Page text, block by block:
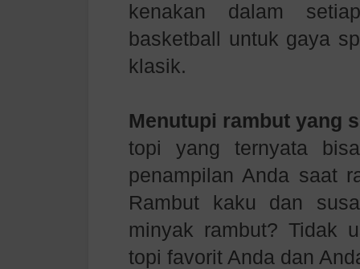
kenakan dalam
basketball untuk gaya
klasik.
Menutupi rambut yang
topi yang ternyata
penampilan Anda saat
Rambut kaku dan
minyak rambut? Tidak
topi favorit Anda dan